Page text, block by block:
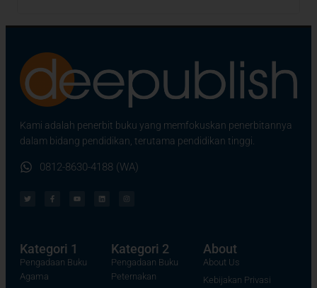
Kami adalah penerbit buku yang memfokuskan penerbitannya
dalam bidang pendidikan, terutama pendidikan tinggi.
0812-8630-4188 (WA)
Kategori 1
Pengadaan Buku
Agama
Kategori 2
Pengadaan Buku
Peternakan
About
About Us
Kebijakan Privasi